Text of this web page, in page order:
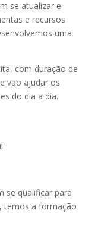
se atualizar e
e recursos
uma
com duração de
vão ajudar os
do dia a dia.
se qualificar para
temos a formação